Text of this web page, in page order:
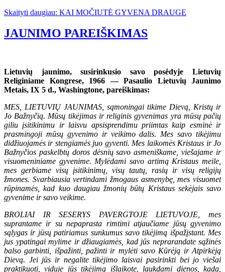
Skaityti daugiau: KAI MOČIUTĖ GYVENA DRAUGE
JAUNIMO PAREIŠKIMAS
Lietuvių jaunimo, susirinkusio savo posėdyje Lietuvių
Religiniame Kongrese, 1966 — Pasaulio Lietuvių Jaunimo
Metais, IX 5 d., Washingtone, pareiškimas:
MES, LIETUVIŲ JAUNIMAS, sąmoningai tikime Dievą, Kristų ir
Jo Bažnyčią. Mūsų tikėjimas ir religinis gyvenimas yra mūsų pačių
giliu įsitikinimu ir laisvu apsisprendimu priimtas kaip esminė ir
prasmingoji mūsų gyvenimo ir veikimo dalis. Mes savo tikėjimu
didžiuojamės ir stengiamės juo gyventi. Mes laikomės Kristaus ir Jo
Bažnyčios paskelbtų doros dėsnių savo asmeniškame, viešajame ir
visuomeniniame gyvenime. Mylėdami savo artimą Kristaus meile,
mes gerbiame visų įsitikinimų, visų tautų, rasių ir visų religijų
žmones. Svarbiausia vertindami žmogaus asmenybę, mes visuomet
rūpinamės, kad kuo daugiau žmonių būtų Kristaus sekėjais savo
gyvenime ir savo veikime.
BROLIAI IR SESERYS PAVERGTOJE LIETUVOJE, mes
suprantame ir su nepaprasta rimtimi atjaučiame jūsų gyvenimo
sąlygas ir jūsų patiriamus sunkumus savo tikėjimą išpažįstant. Mes
jus ypatingai mylime ir džiaugiamės, kad jūs neprarandate sąžinės
balso garbinti, išpažinti, pažinti ir mylėti savo Kūrėją ir Atpirkėją
Dievą. Jei jūs ir negalite tikėjimo laisvai pasirinkti bei jo viešai
praktikuoti, viduje jūs tikėjimą išlaikote, laukdami dienos, kada,